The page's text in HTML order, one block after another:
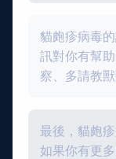
貓皰疹病毒
訊對你有幫
察、多請教獸
最後，貓皰
如果你有更